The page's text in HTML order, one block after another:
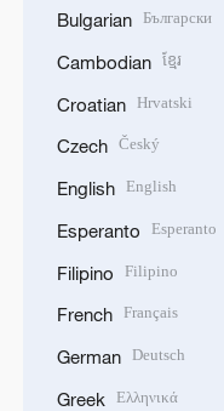
Bulgarian Български
Cambodian ខ្មែរ
Croatian Hrvatski
Czech Český
English English
Esperanto Esperanto
Filipino Filipino
French Français
German Deutsch
Greek Ελληνικά